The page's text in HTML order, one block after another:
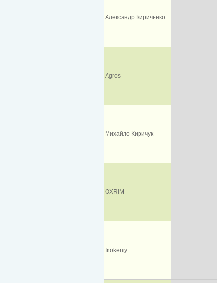
Александр Кириченко
Agros
Михайло Киричук
OXRIM
Inokeniy